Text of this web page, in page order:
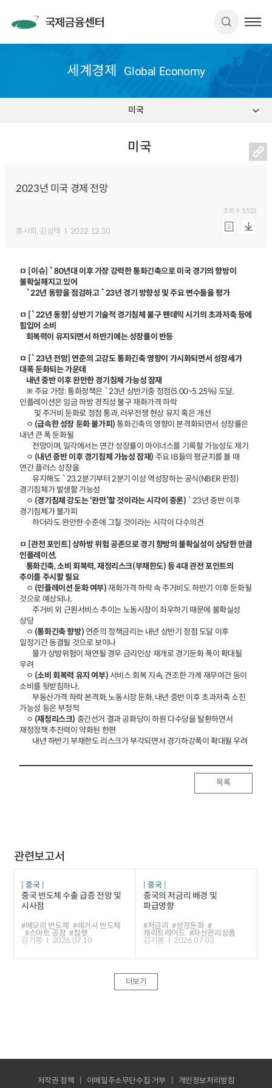
세계경제 Global Economy
미국
미국
2023년 미국 경제 전망
홍서희, 김성택 2022.12.30
조회수 3,523
ㅁ [이슈] `80년대 이후 가장 강력한 통화긴축으로 미국 경기의 향방이
불확실해지고 있어
`22년 동향을 점검하고 `23년 경기 방향성 및 주요 변수들을 평가
ㅁ [`22년 동향] 상반기 기술적 경기침체 불구 팬데믹 시기의 초과저축 등에
힘입어 소비
회복력이 유지되면서 하반기에는 성장률이 반등
ㅁ [`23년 전망] 연준의 고강도 통화긴축 영향이 가시화되면서 성장세가
대폭 둔화되는 가운데
내년 중반 이후 완만한 경기침체 가능성 잠재
※ 주요 가정: 통화정책은 `23년 상반기중 정점(5.00~5.25%) 도달,
인플레이션은 임금 하방 경직성 불구 재화가격 하락
및 주거비 둔화로 정점 통과, 러우전쟁 현상 유지 혹은 개선
ㅇ (급속한 성장 둔화 불가피)통화긴축의 영향이 본격화되면서 성장률은
내년 큰 폭 둔화될
전망이며, 일각에서는 연간 성장률이 마이너스를 기록할 가능성도 제기
ㅇ (내년 중반 이후 경기침체 가능성 잠재) 주요 IB들의 평균치를 볼 때
연간 플러스 성장을
유지해도 `23.2분기부터 2분기 이상 역성장하는 공식(NBER 판정)
경기침체가 발생할 가능성
ㅇ (경기침체 강도는 ‘완만’할 것이라는 시각이 중론) `23년 중반 이후
경기침체가 불가피
하더라도 완만한 수준에 그칠 것이라는 시각이 다수의견
ㅁ [관전 포인트] 상하방 위험 공존으로 경기 향방의 불확실성이 상당한 만큼
인플레이션,
통화긴축, 소비 회복력, 재정리스크(부채한도) 등 4대 관전 포인트의
추이를 주시할 필요
ㅇ (인플레이션 둔화 여부)재화가격 하락 속 주거비도 하반기 이후 둔화될
것으로 예상되나,
주거비 외 근원서비스 추이는 노동시장이 좌우하기 때문에 불확실성
상당
ㅇ (통화긴축 향방) 연준의 정책금리는 내년 상반기 정점 도달 이후
일정기간 동결될 것으로 보이나
물가 상방위험이 재연될 경우 금리인상 재개로 경기둔화 폭이 확대될
우려
ㅇ (소비 회복력 유지 여부) 서비스 회복 지속, 견조한 가계 재무여건 등이
소비를 뒷받침하나,
부동산가격 하락 본격화, 노동시장 둔화, 내년 중반 이후 초과저축 소진
가능성 등은 부정적
ㅇ (재정리스크) 중간선거 결과 공화당이 하원 다수당을 탈환하면서
재정정책 추진력이 약화된 한편
내년 하반기 부채한도 리스크가 부각되면서 경기하강폭이 확대될 우려
목록
관련보고서
중국
중국 반도체 수출 급증 전망 및
시사점
#메모리 반도체 #레거시 반도체
#스마트 공장 #칩렛
김기봉 2026.07.10
중국
중국의 저금리 배경 및
파급영향
#저금리 #성장둔화 #
캐리트레이드 #자산관리상품
김기봉 2026.07.03
더보기
저작권 정책 이메일주소무단수집 거부 개인정보처리방침